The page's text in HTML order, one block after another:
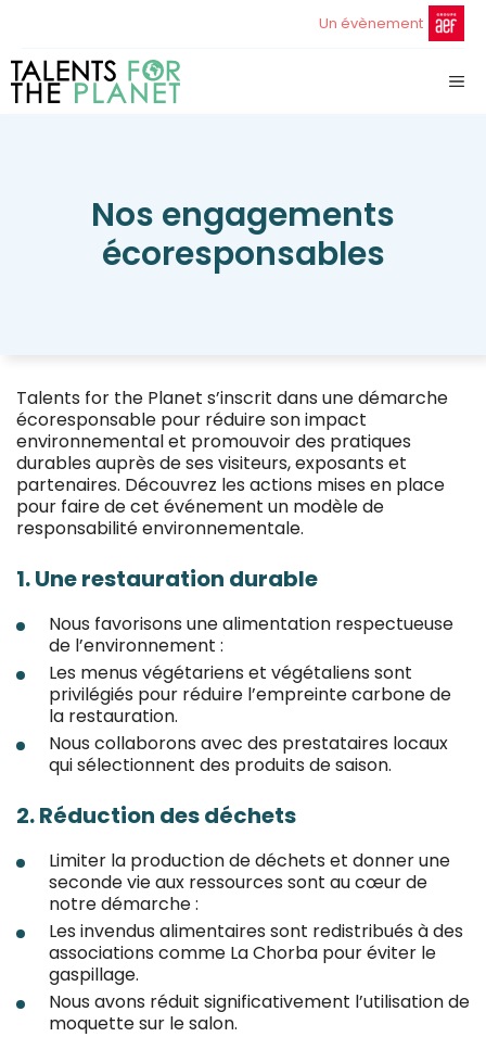
Un évènement
Nos engagements
écoresponsables
Talents for the Planet s’inscrit dans une démarche
écoresponsable pour réduire son impact
environnemental et promouvoir des pratiques
durables auprès de ses visiteurs, exposants et
partenaires. Découvrez les actions mises en place
pour faire de cet événement un modèle de
responsabilité environnementale.
1. Une restauration durable
Nous favorisons une alimentation respectueuse
de l’environnement :
Les menus végétariens et végétaliens sont
privilégiés pour réduire l’empreinte carbone de
la restauration.
Nous collaborons avec des prestataires locaux
qui sélectionnent des produits de saison.
2. Réduction des déchets
Limiter la production de déchets et donner une
seconde vie aux ressources sont au cœur de
notre démarche :
Les invendus alimentaires sont redistribués à des
associations comme La Chorba pour éviter le
gaspillage.
Nous avons réduit significativement l’utilisation de
moquette sur le salon.